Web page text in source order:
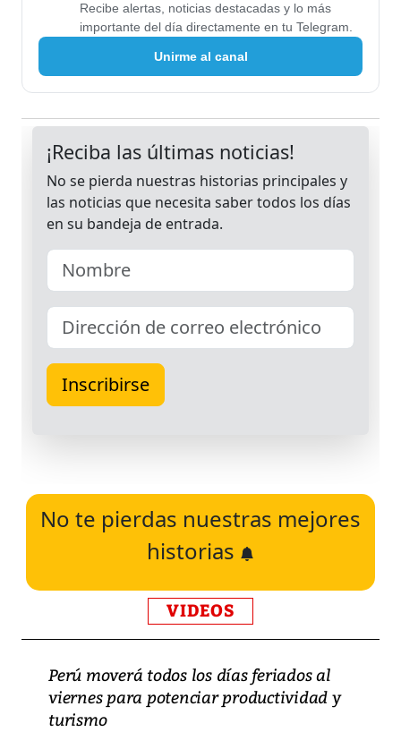
Recibe alertas, noticias destacadas y lo más
importante del día directamente en tu Telegram.
Unirme al canal
No te pierdas nuestras mejores
historias
VIDEOS
Perú moverá todos los días feriados al
viernes para potenciar productividad y
turismo